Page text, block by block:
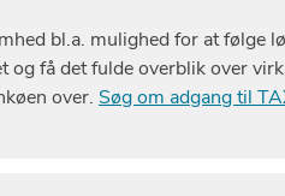
bl.a. mulighed for at følge
og få det fulde overblik over
over. Søg om adgang til